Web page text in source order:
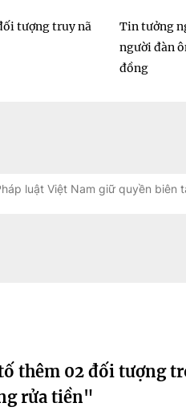
tượng truy nã
Tin tưởng
người đàn
đồng
thêm 02 đối tượng
rửa tiền"